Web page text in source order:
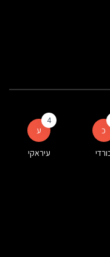
כ ע
4
עיראקי